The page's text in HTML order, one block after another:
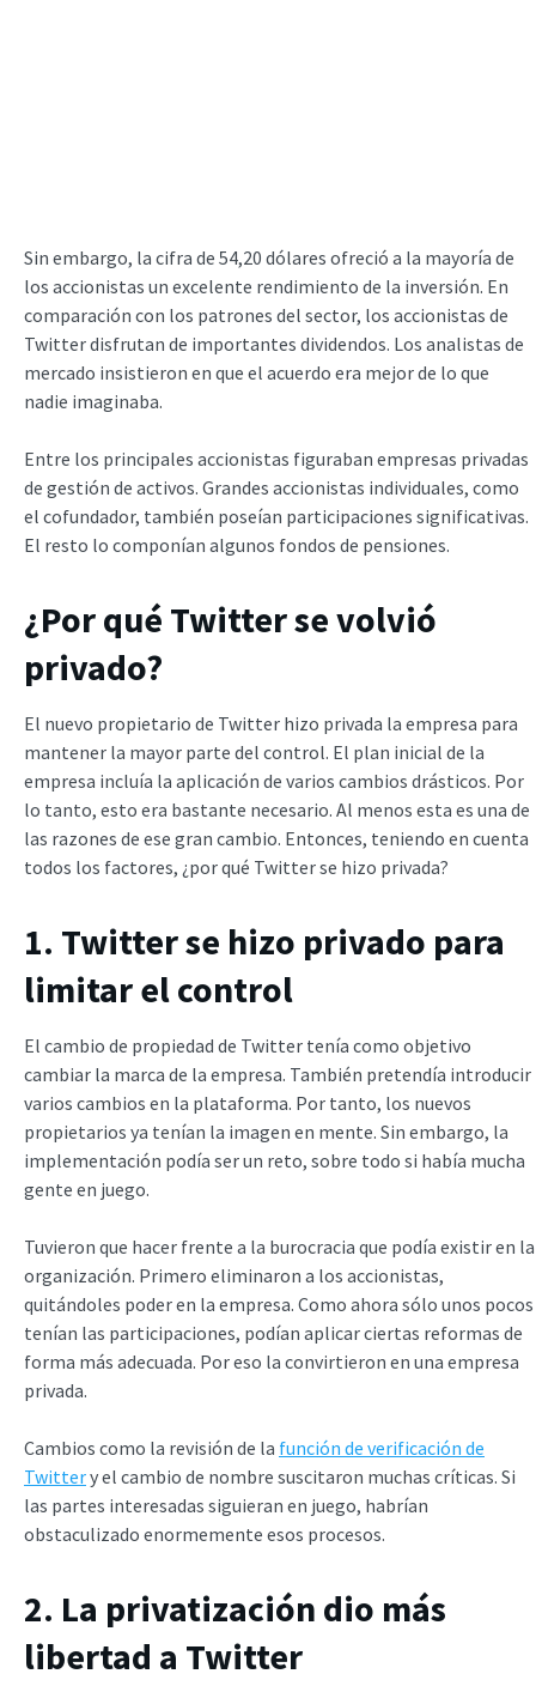
Sin embargo, la cifra de 54,20 dólares ofreció a la mayoría de
los accionistas un excelente rendimiento de la inversión. En
comparación con los patrones del sector, los accionistas de
Twitter disfrutan de importantes dividendos. Los analistas de
mercado insistieron en que el acuerdo era mejor de lo que
nadie imaginaba.
Entre los principales accionistas figuraban empresas privadas
de gestión de activos. Grandes accionistas individuales, como
el cofundador, también poseían participaciones significativas.
El resto lo componían algunos fondos de pensiones.
¿Por qué Twitter se volvió
privado?
El nuevo propietario de Twitter hizo privada la empresa para
mantener la mayor parte del control. El plan inicial de la
empresa incluía la aplicación de varios cambios drásticos. Por
lo tanto, esto era bastante necesario. Al menos esta es una de
las razones de ese gran cambio. Entonces, teniendo en cuenta
todos los factores, ¿por qué Twitter se hizo privada?
1. Twitter se hizo privado para
limitar el control
El cambio de propiedad de Twitter tenía como objetivo
cambiar la marca de la empresa. También pretendía introducir
varios cambios en la plataforma. Por tanto, los nuevos
propietarios ya tenían la imagen en mente. Sin embargo, la
implementación podía ser un reto, sobre todo si había mucha
gente en juego.
Tuvieron que hacer frente a la burocracia que podía existir en la
organización. Primero eliminaron a los accionistas,
quitándoles poder en la empresa. Como ahora sólo unos pocos
tenían las participaciones, podían aplicar ciertas reformas de
forma más adecuada. Por eso la convirtieron en una empresa
privada.
Cambios como la revisión de la función de verificación de
Twittery el cambio de nombre suscitaron muchas críticas. Si
las partes interesadas siguieran en juego, habrían
obstaculizado enormemente esos procesos.
2. La privatización dio más
libertad a Twitter